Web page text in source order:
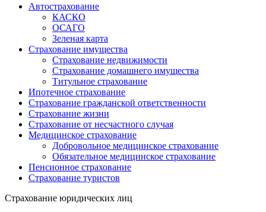
Автострахование
КАСКО
ОСАГО
Зеленая карта
Страхование имущества
Страхование недвижимости
Страхование домашнего имущества
Титульное страхование
Ипотечное страхование
Страхование гражданской ответственности
Страхование жизни
Страхование от несчастного случая
Медицинское страхование
Добровольное медицинское страхование
Обязательное медицинское страхование
Пенсионное страхование
Страхование туристов
Страхование юридических лиц